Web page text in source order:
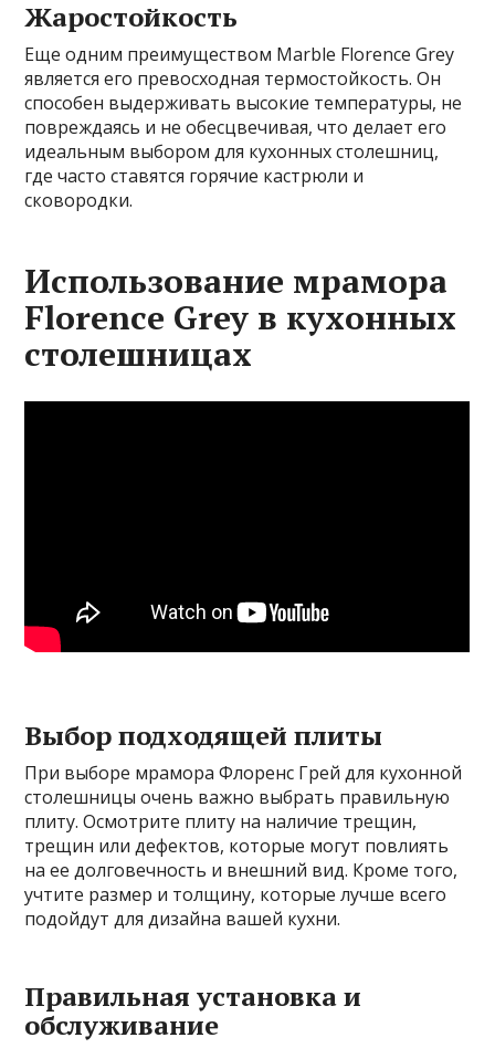
Жаростойкость
Еще одним преимуществом Marble Florence Grey
является его превосходная термостойкость. Он
способен выдерживать высокие температуры, не
повреждаясь и не обесцвечивая, что делает его
идеальным выбором для кухонных столешниц,
где часто ставятся горячие кастрюли и
сковородки.
Использование мрамора
Florence Grey в кухонных
столешницах
Выбор подходящей плиты
При выборе мрамора Флоренс Грей для кухонной
столешницы очень важно выбрать правильную
плиту. Осмотрите плиту на наличие трещин,
трещин или дефектов, которые могут повлиять
на ее долговечность и внешний вид. Кроме того,
учтите размер и толщину, которые лучше всего
подойдут для дизайна вашей кухни.
Правильная установка и
обслуживание